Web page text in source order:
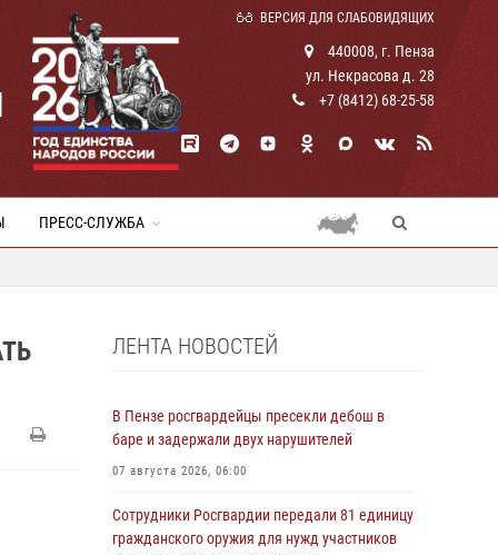
ВЕРСИЯ ДЛЯ СЛАБОВИДЯЩИХ
440008, г. Пенза
ул. Некрасова д. 28
+7 (8412) 68-25-58
ПРЕСС-СЛУЖБА
ЛЕНТА НОВОСТЕЙ
В Пензе росгвардейцы пресекли дебош в
баре и задержали двух нарушителей
07 августа 2026, 06:00
Сотрудники Росгвардии передали 81 единицу
гражданского оружия для нужд участников